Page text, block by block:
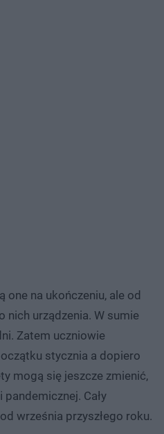
na ukończeniu, ale od
nich urządzenia. W sumie
Zatem uczniowie
stycznia a dopiero
mogą się jeszcze zmienić,
Cały
września przyszłego roku.